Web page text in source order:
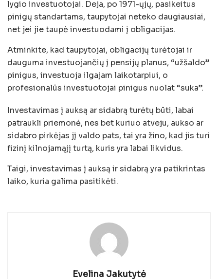
lygio investuotojai. Deja, po 1971-ųjų, pasikeitus
pinigų standartams, taupytojai neteko daugiausiai,
net jei jie taupė investuodami į obligacijas.
Atminkite, kad taupytojai, obligacijų turėtojai ir
dauguma investuojančių į pensijų planus, “užšaldo”
pinigus, investuoja ilgajam laikotarpiui, o
profesionalūs investuotojai pinigus nuolat “suka”.
Investavimas į auksą ar sidabrą turėtų būti, labai
patraukli priemonė, nes bet kuriuo atveju, aukso ar
sidabro pirkėjas jį valdo pats, tai yra žino, kad jis turi
fizinį kilnojamąjį turtą, kuris yra labai likvidus.
Taigi, investavimas į auksą ir sidabrą yra patikrintas
laiko, kuria galima pasitikėti.
Evelina Jakutytė